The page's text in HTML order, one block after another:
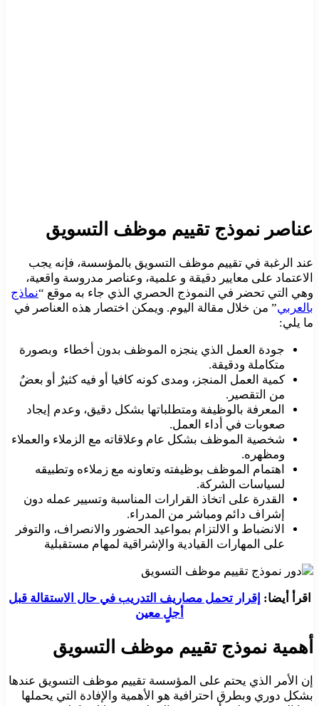
عناصر نموذج تقييم موظف التسويق
عند الرغبة في تقييم موظف التسويق بالمؤسسة، فإنه يجب
الاعتماد على معايير دقيقة و علمية، وعناصر مدروسة واقعية،
وهي التي تحضر في النموذج الحصري الذي جاء به موقع “نماذج
بالعربي” من خلال مقالة اليوم. ويمكن اختصار هذه العناصر في
ما يلي:
جودة العمل الذي ينجزه الموظف بدون أخطاء وبصورة
متكاملة ودقيقة.
كمية العمل المنجز، ومدى كونه كافيا أو فيه كثيرٌ أو بعضٌ
من التقصير.
المعرفة بالوظيفة ومتطلباتها بشكل دقيق، وعدم إيجاد
صعوبات في أداء العمل.
شخصية الموظف بشكل عام وعلاقاته مع الزملاء والعملاء
ومظهره.
اهتمام الموظف بوظيفته وتعاونه مع زملاءه وتطبيقه
لسياسات الشركة.
القدرة على اتخاذ القرارات المناسبة وتسيير عمله دون
إشراف دائم ومباشر من المدراء.
الانضباط و الالتزام بمواعيد الحضور والانصراف، والتوفر
على المهارات القيادية والإشراقية لمهام مستقبلية
اقرأ أيضا: إقرار تحمل مصاريف التدريب في حال الاستقالة قبل
أجلٍ معين
أهمية نموذج تقييم موظف التسويق
إن الأمر الذي يحتم على المؤسسة تقييم موظف التسويق عندها
بشكل دوري وبطرق احترافية هو الأهمية والإفادة التي يحملها